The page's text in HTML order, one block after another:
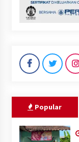
Popular